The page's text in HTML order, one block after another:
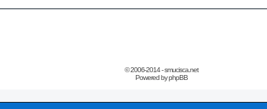
© 2006-2014 - smucisca.net
Powered by phpBB